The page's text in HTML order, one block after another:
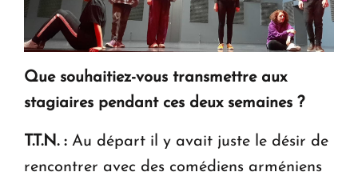
Que souhaitiez-vous transmettre aux
stagiaires pendant ces deux semaines ?
T.T.N. : Au départ il y avait juste le désir de
rencontrer avec des comédiens arméniens